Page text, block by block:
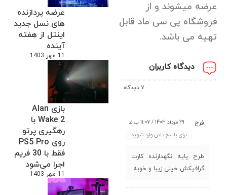
عرضه پردازنده
های نسل جدید
اینتل از هفته
آینده
11 مهر 1403
بازی Alan
Wake 2 با
رهگیری پرتو
روی PS5 Pro
فقط با 30 فریم
اجرا می‌شود
11 مهر 1403
عرضه میشوند و از
فروشگاه پی سی ماد قابل
تهیه می باشد.
دیدگاه کاربران
7 دیدگاه
فرح
29 مرداد 1403 / 11:07 ب.ظ
برای پاسخ دادن وارد شوید
طرح پایه نگهدارنده کارت
گرافیکش خیلی زیبا و خوبه